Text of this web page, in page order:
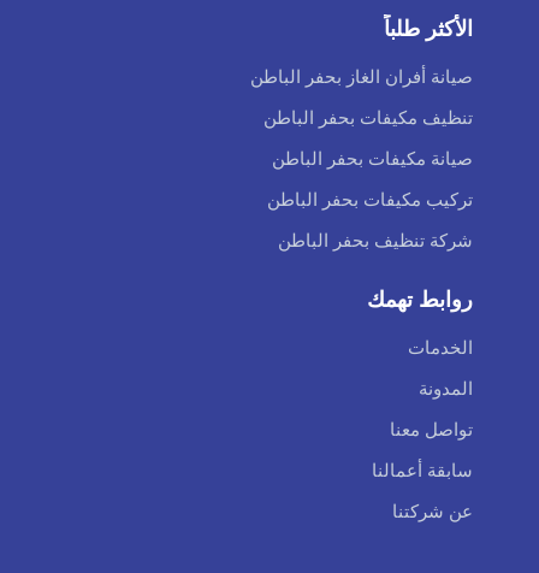
الأكثر طلباً
صيانة أفران الغاز بحفر الباطن
تنظيف مكيفات بحفر الباطن
صيانة مكيفات بحفر الباطن
تركيب مكيفات بحفر الباطن
شركة تنظيف بحفر الباطن
روابط تهمك
الخدمات
المدونة
تواصل معنا
سابقة أعمالنا
عن شركتنا